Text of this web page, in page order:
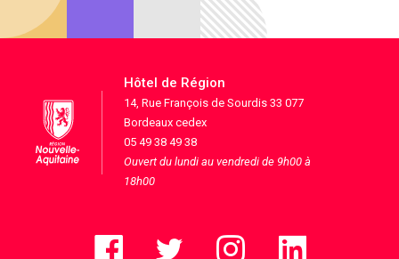
Hôtel de Région
14, Rue François de Sourdis 33 077
Bordeaux cedex
05 49 38 49 38
Ouvert du lundi au vendredi de 9h00 à
18h00